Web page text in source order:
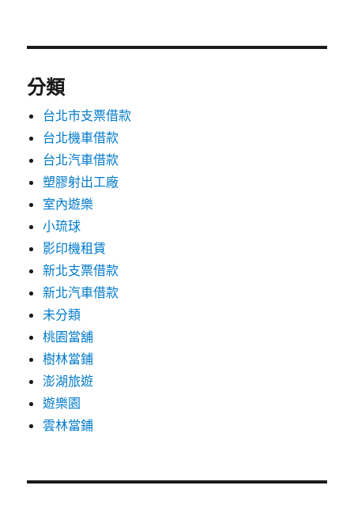
分類
台北市支票借款
台北機車借款
台北汽車借款
塑膠射出工廠
室內遊樂
小琉球
影印機租賃
新北支票借款
新北汽車借款
未分類
桃園當舖
樹林當鋪
澎湖旅遊
遊樂園
雲林當鋪